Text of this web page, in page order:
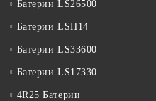
Батерии LS26500
Батерии LSH14
Батерии LS33600
Батерии LS17330
4R25 Батерии